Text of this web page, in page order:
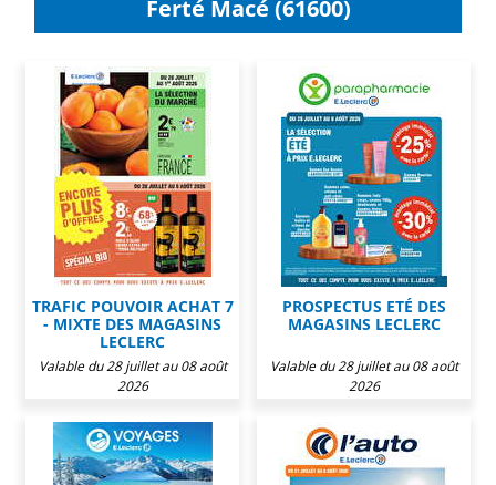
Ferté Macé (61600)
TRAFIC POUVOIR ACHAT 7
- MIXTE DES MAGASINS
LECLERC
Valable du 28 juillet au 08 août
2026
PROSPECTUS ETÉ DES
MAGASINS LECLERC
Valable du 28 juillet au 08 août
2026